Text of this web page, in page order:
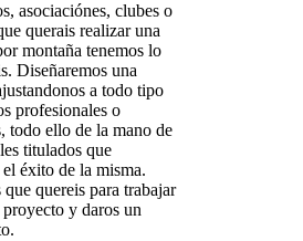
asociaciónes, clubes o
querais realizar una
montaña tenemos lo
Diseñaremos una
a todo tipo
profesionales o
todo ello de la mano de
titulados que
éxito de la misma.
que quereis para trabajar
y daros un